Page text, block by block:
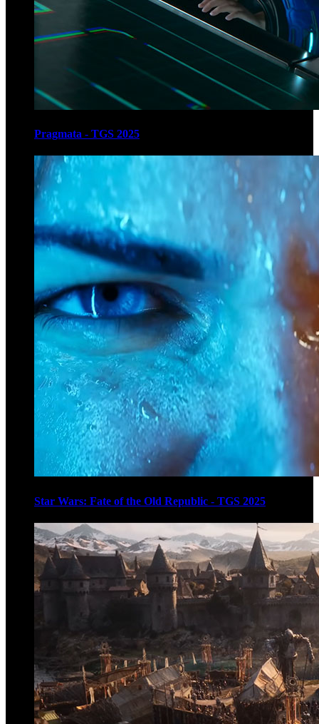
Pragmata - TGS 2025
Star Wars: Fate of the Old Republic - TGS 2025